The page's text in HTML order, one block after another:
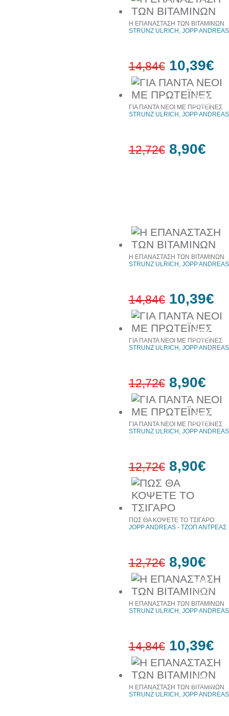
30%
έκπτωση
web
Η ΕΠΑΝΑΣΤΑΣΗ ΤΩΝ ΒΙΤΑΜΙΝΩΝ
STRUNZ ULRICH, JOPP ANDREAS
14,84€ 10,39€
ΓΙΑ ΠΑΝΤΑ ΝΕΟΙ ΜΕ ΠΡΩΤΕΪΝΕΣ
STRUNZ ULRICH, JOPP ANDREAS
12,72€ 8,90€
30%
έκπτωση
web
Η ΕΠΑΝΑΣΤΑΣΗ ΤΩΝ ΒΙΤΑΜΙΝΩΝ
STRUNZ ULRICH, JOPP ANDREAS
14,84€ 10,39€
30%
έκπτωση
web
ΓΙΑ ΠΑΝΤΑ ΝΕΟΙ ΜΕ ΠΡΩΤΕΪΝΕΣ
STRUNZ ULRICH, JOPP ANDREAS
12,72€ 8,90€
ΓΙΑ ΠΑΝΤΑ ΝΕΟΙ ΜΕ ΠΡΩΤΕΪΝΕΣ
STRUNZ ULRICH, JOPP ANDREAS
12,72€ 8,90€
30%
έκπτωση
web
ΠΩΣ ΘΑ ΚΟΨΕΤΕ ΤΟ ΤΣΙΓΑΡΟ
JOPP ANDREAS - ΤΖΟΠ ΑΝΤΡΕΑΣ
12,72€ 8,90€
30%
έκπτωση
web
Η ΕΠΑΝΑΣΤΑΣΗ ΤΩΝ ΒΙΤΑΜΙΝΩΝ
STRUNZ ULRICH, JOPP ANDREAS
14,84€ 10,39€
Η ΕΠΑΝΑΣΤΑΣΗ ΤΩΝ ΒΙΤΑΜΙΝΩΝ
STRUNZ ULRICH, JOPP ANDREAS